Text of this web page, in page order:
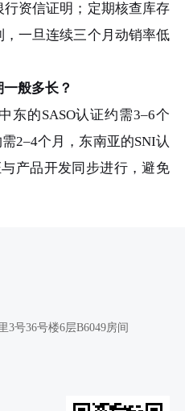
资信证明；定期核查库存
一旦连续三个月动销率低
般多长？
的SASO认证约需3–6个
2–4个月，东南亚的SNI认
产品开发同步进行，避免
3号36号楼6层B6049房间